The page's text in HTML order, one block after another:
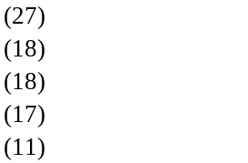
(27)
(18)
(18)
(17)
(11)